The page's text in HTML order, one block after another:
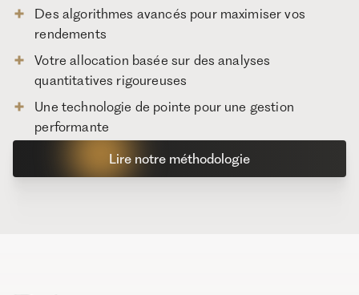
Des algorithmes avancés pour maximiser vos
rendements
Votre allocation basée sur des analyses
quantitatives rigoureuses
Une technologie de pointe pour une gestion
performante
Lire notre méthodologie